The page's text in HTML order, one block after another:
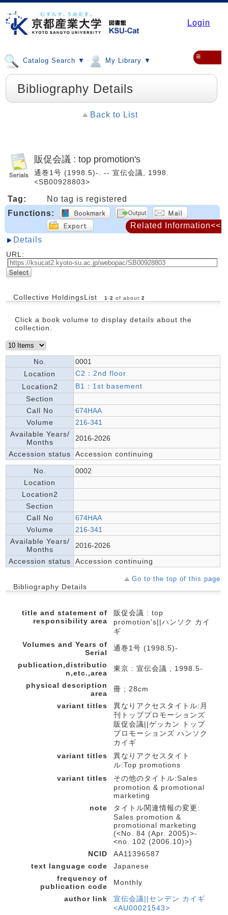
Login
Catalog Search ▼ My Library ▼ ≡
Bibliography Details
Back to List
販促会議 : top promotion's
通巻1号 (1998.5)-. -- 宣伝会議, 1998.
<SB00928803>
Tag:
No tag is registered
Functions:
Details
URL:
Collective HoldingsList 1 -2 of about 2
Click a book volume to display details about the
collection.
No.
0001
Location
C2：2nd floor
Location2
B1：1st basement
Section
Call No
674HAA
Volume
216-341
Available Years/
Months
2016-2026
Accession status
Accession continuing
No.
0002
Location
Location2
Section
Call No
674HAA
Volume
216-341
Available Years/
Months
2016-2026
Accession status
Accession continuing
Go to the top of this page
Bibliography Details
title and statement of
responsibility area
販促会議 : top
promotion's||ハンソク カイ
ギ
Volumes and Years of
Serial
通巻1号 (1998.5)-
publication,distributio
n,etc.,area
東京 : 宣伝会議 , 1998.5-
physical description
area
冊 ; 28cm
variant titles
異なりアクセスタイトル:月
刊トッププロモーションズ
販促会議||ゲッカン トップ
プロモーションズ ハンソク
カイギ
variant titles
異なりアクセスタイト
ル:Top promotions
variant titles
その他のタイトル:Sales
promotion & promotional
marketing
note
タイトル関連情報の変更:
Sales promotion &
promotional marketing
(<No. 84 (Apr. 2005)>-
<no. 102 (2006.10)>)
NCID
AA11396587
text language code
Japanese
frequency of
publication code
Monthly
author link
宣伝会議||センデン カイギ
<AU00021543>
Related Information<<